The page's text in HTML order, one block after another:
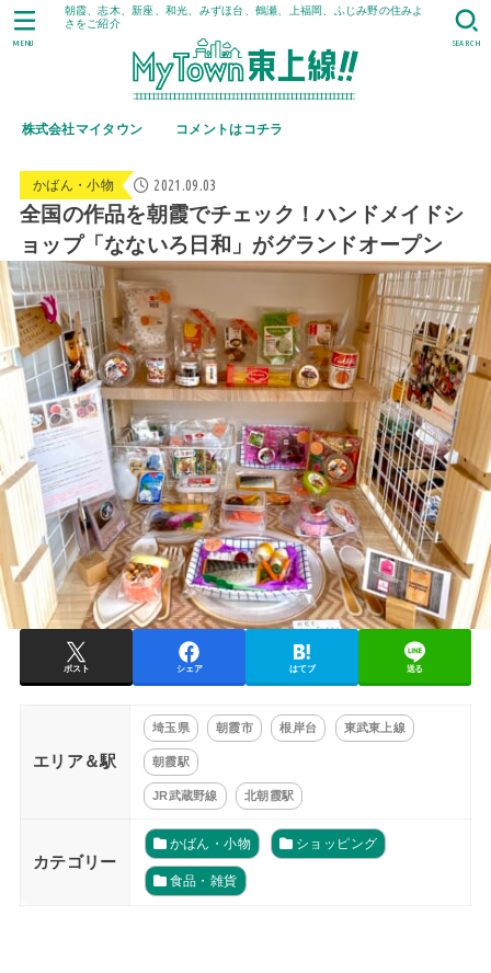
朝霞、志木、新座、和光、みずほ台、鶴瀬、上福岡、ふじみ野の住みよ
さをご紹介
株式会社マイタウン コメントはコチラ
SEARCH
MENU
かばん・小物 2021.09.03
全国の作品を朝霞でチェック！ハンドメイドシ
ョップ「なないろ日和」がグランドオープン
ポスト シェア はてブ 送る
エリア＆駅
埼玉県 朝霞市 根岸台 東武東上線
朝霞駅
JR武蔵野線 北朝霞駅
カテゴリー
かばん・小物 ショッピング
食品・雑貨